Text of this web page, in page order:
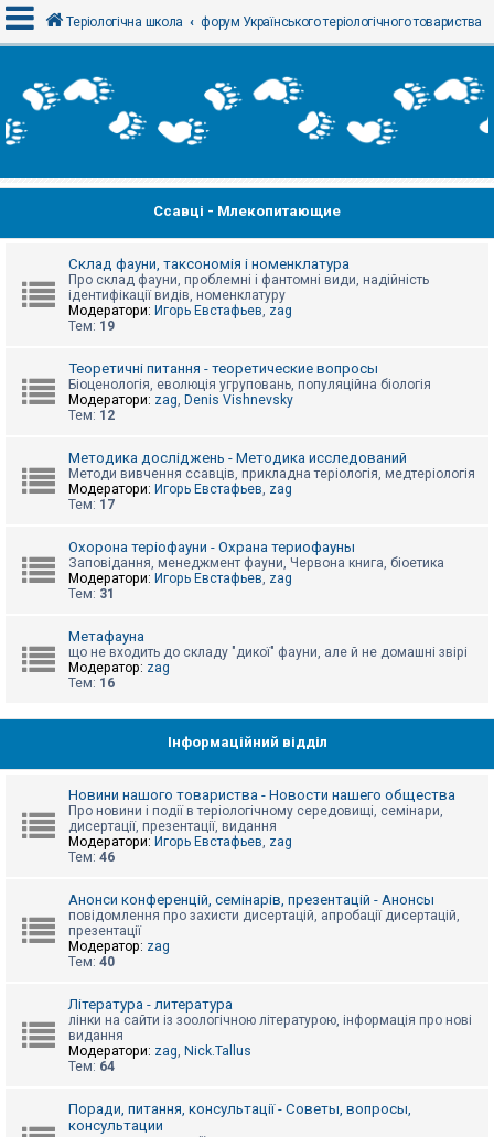
х
і
т
р
а
б
е
д
п
о
е
й
А
и
т
П
м
Теріологічна школа форум Українського теріологічного товариства
Ссавці - Млекопитающие
Склад фауни, таксономія і номенклатура
Про склад фауни, проблемні і фантомні види, надійність
ідентифікації видів, номенклатуру
Модератори: Игорь Евстафьев, zag
Тем: 19
Теоретичні питання - теоретические вопросы
Біоценологія, еволюція угруповань, популяційна біологія
Модератори: zag, Denis Vishnevsky
Тем: 12
Методика досліджень - Методика исследований
Методи вивчення ссавців, прикладна теріологія, медтеріологія
Модератори: Игорь Евстафьев, zag
Тем: 17
Охорона теріофауни - Охрана териофауны
Заповідання, менеджмент фауни, Червона книга, біоетика
Модератори: Игорь Евстафьев, zag
Тем: 31
Метафауна
що не входить до складу "дикої" фауни, але й не домашні звірі
Модератор: zag
Тем: 16
Інформаційний відділ
Новини нашого товариства - Новости нашего общества
Про новини і події в теріологічному середовищі, семінари,
дисертації, презентації, видання
Модератори: Игорь Евстафьев, zag
Тем: 46
Анонси конференцій, семінарів, презентацій - Анонсы
повідомлення про захисти дисертацій, апробації дисертацій,
презентації
Модератор: zag
Тем: 40
Література - литература
лінки на сайти із зоологічною літературою, інформація про нові
видання
Модератори: zag, Nick.Tallus
Тем: 64
Поради, питання, консультації - Советы, вопросы,
консультации